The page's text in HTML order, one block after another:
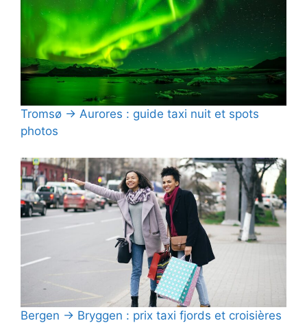
Tromsø → Aurores : guide taxi nuit et spots
photos
Bergen → Bryggen : prix taxi fjords et croisières